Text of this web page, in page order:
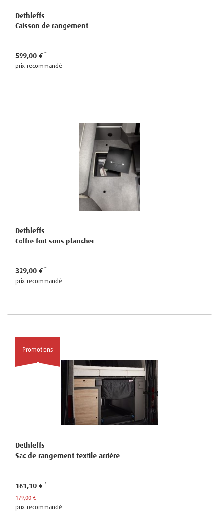
Dethleffs
Caisson de rangement
599,00 €
prix recommandé
Dethleffs
Coffre fort sous plancher
329,00 €
prix recommandé
Promotions
Dethleffs
Sac de rangement textile arrière
161,10 €
179,00 €
prix recommandé